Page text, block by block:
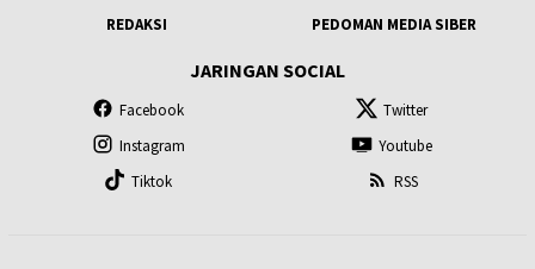
REDAKSI
PEDOMAN MEDIA SIBER
JARINGAN SOCIAL
Facebook
Twitter
Instagram
Youtube
Tiktok
RSS